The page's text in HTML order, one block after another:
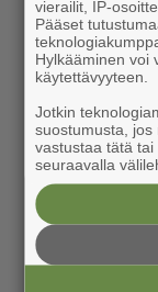
vierailit, IP-
Pääset
Hylkääminen voi
käytettävyyteen.
Jotkin
suostumusta, jos
vastustaa tätä
seuraavalla